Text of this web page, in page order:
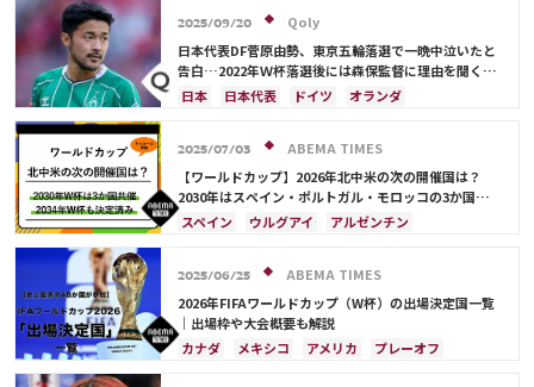
谷 晃生
吉田 麻也 谷口 彰悟
2025/09/20
Qoly
日本代表DF菅原由勢、東京五輪落選で一晩中泣いたと
告白…2022年Ｗ杯落選後には森保監督に理由を聞く
「受け入れるのは難しかった」
日本 日本代表 ドイツ オランダ
2025/07/03
ABEMA TIMES
【ワールドカップ】2026年北中米の次の開催国は？
2030年はスペイン・ポルトガル・モロッコの3か国共
催！ ウルグアイ・アルゼンチン・パラグアイでも限定
スペイン ウルグアイ
アルゼンチン
サウジアラビア
メキシコ アメリカ
イングランド
日本 カナダ 韓国
セルビア
スイス
オーストラリア
2025/06/25
ABEMA TIMES
2026年FIFAワールドカップ（W杯）の出場決定国一覧
｜出場枠や大会概要も解説
カナダ
メキシコ アメリカ
プレーオフ